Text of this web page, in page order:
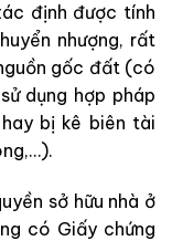
định được tính
nhượng, rất
gốc đất (có
dụng hợp pháp
bị kê biên tài
sở hữu nhà ở
có Giấy chứng